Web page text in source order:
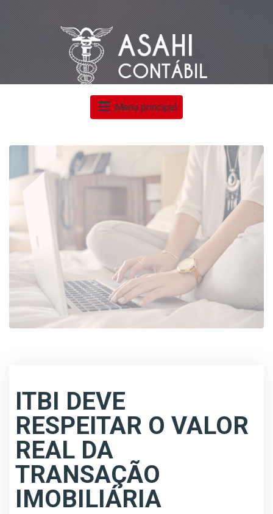
Menu principal
ITBI DEVE
RESPEITAR O VALOR
REAL DA
TRANSAÇÃO
IMOBILIÁRIA